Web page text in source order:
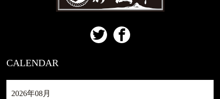
CALENDAR
2026年08月